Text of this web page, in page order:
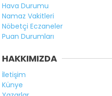
Hava Durumu
Namaz Vakitleri
Nöbetçi Eczaneler
Puan Durumları
HAKKIMIZDA
İletişim
Künye